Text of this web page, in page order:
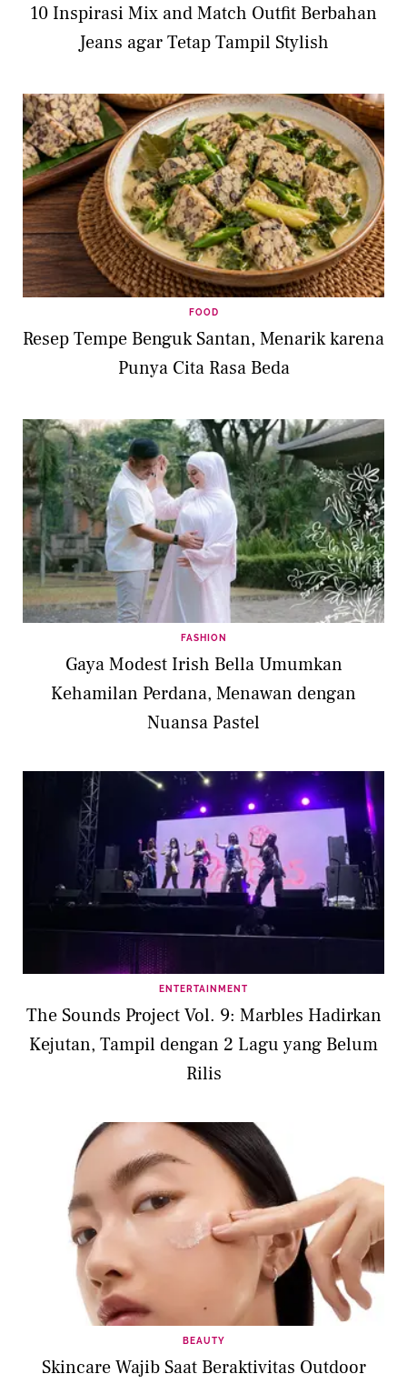
10 Inspirasi Mix and Match Outfit Berbahan
Jeans agar Tetap Tampil Stylish
FOOD
Resep Tempe Benguk Santan, Menarik karena
Punya Cita Rasa Beda
FASHION
Gaya Modest Irish Bella Umumkan
Kehamilan Perdana, Menawan dengan
Nuansa Pastel
ENTERTAINMENT
The Sounds Project Vol. 9: Marbles Hadirkan
Kejutan, Tampil dengan 2 Lagu yang Belum
Rilis
BEAUTY
Skincare Wajib Saat Beraktivitas Outdoor